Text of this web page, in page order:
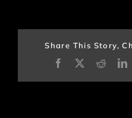
Share This Story,
Facebook
X Reddit